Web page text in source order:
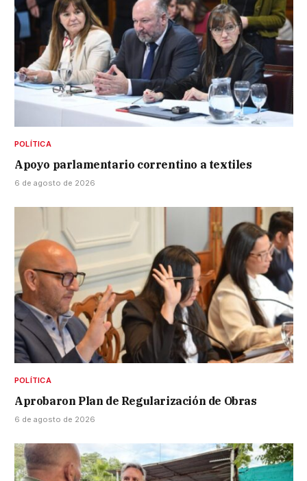
POLÍTICA
Apoyo parlamentario correntino a textiles
6 de agosto de 2026
POLÍTICA
Aprobaron Plan de Regularización de Obras
6 de agosto de 2026